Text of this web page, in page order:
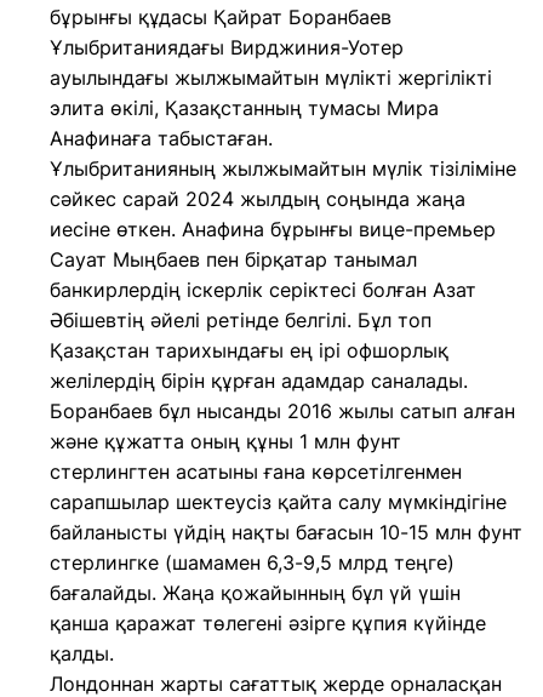
бұрынғы құдасы Қайрат Боранбаев
Ұлыбританиядағы Вирджиния-Уотер
ауылындағы жылжымайтын мүлікті жергілікті
элита өкілі, Қазақстанның тумасы Мира
Анафинаға табыстаған.
Ұлыбританияның жылжымайтын мүлік тізіліміне
сәйкес сарай 2024 жылдың соңында жаңа
иесіне өткен. Анафина бұрынғы вице-премьер
Сауат Мыңбаев пен бірқатар танымал
банкирлердің іскерлік серіктесі болған Азат
Әбішевтің әйелі ретінде белгілі. Бұл топ
Қазақстан тарихындағы ең ірі офшорлық
желілердің бірін құрған адамдар саналады.
Боранбаев бұл нысанды 2016 жылы сатып алған
және құжатта оның құны 1 млн фунт
стерлингтен асатыны ғана көрсетілгенмен
сарапшылар шектеусіз қайта салу мүмкіндігіне
байланысты үйдің нақты бағасын 10-15 млн фунт
стерлингке (шамамен 6,3-9,5 млрд теңге)
бағалайды. Жаңа қожайынның бұл үй үшін
қанша қаражат төлегені әзірге құпия күйінде
қалды.
Лондоннан жарты сағаттық жерде орналасқан